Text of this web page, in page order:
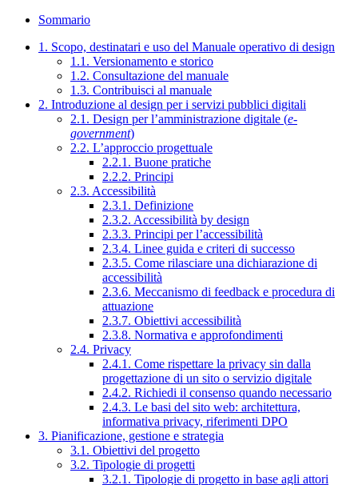
Sommario
1. Scopo, destinatari e uso del Manuale operativo di design
1.1. Versionamento e storico
1.2. Consultazione del manuale
1.3. Contribuisci al manuale
2. Introduzione al design per i servizi pubblici digitali
2.1. Design per l’amministrazione digitale (e-
government)
2.2. L’approccio progettuale
2.2.1. Buone pratiche
2.2.2. Principi
2.3. Accessibilità
2.3.1. Definizione
2.3.2. Accessibilità by design
2.3.3. Principi per l’accessibilità
2.3.4. Linee guida e criteri di successo
2.3.5. Come rilasciare una dichiarazione di
accessibilità
2.3.6. Meccanismo di feedback e procedura di
attuazione
2.3.7. Obiettivi accessibilità
2.3.8. Normativa e approfondimenti
2.4. Privacy
2.4.1. Come rispettare la privacy sin dalla
progettazione di un sito o servizio digitale
2.4.2. Richiedi il consenso quando necessario
2.4.3. Le basi del sito web: architettura,
informativa privacy, riferimenti DPO
3. Pianificazione, gestione e strategia
3.1. Obiettivi del progetto
3.2. Tipologie di progetti
3.2.1. Tipologie di progetto in base agli attori